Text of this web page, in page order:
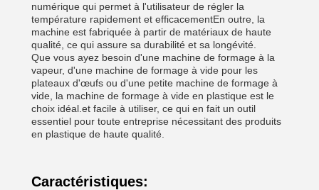
numérique qui permet à l'utilisateur de régler la
température rapidement et efficacementEn outre, la
machine est fabriquée à partir de matériaux de haute
qualité, ce qui assure sa durabilité et sa longévité.
Que vous ayez besoin d'une machine de formage à la
vapeur, d'une machine de formage à vide pour les
plateaux d'œufs ou d'une petite machine de formage à
vide, la machine de formage à vide en plastique est le
choix idéal.et facile à utiliser, ce qui en fait un outil
essentiel pour toute entreprise nécessitant des produits
en plastique de haute qualité.
Caractéristiques: